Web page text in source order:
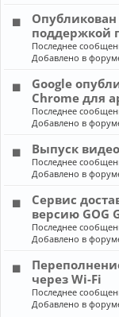
поддержкой
Последнее
Добавлено в
Google
Chrome для
Последнее
Добавлено в
Выпуск
Последнее
Добавлено в
Сервис
версию GOG
Последнее
Добавлено в
через Wi-Fi
Последнее
Добавлено в